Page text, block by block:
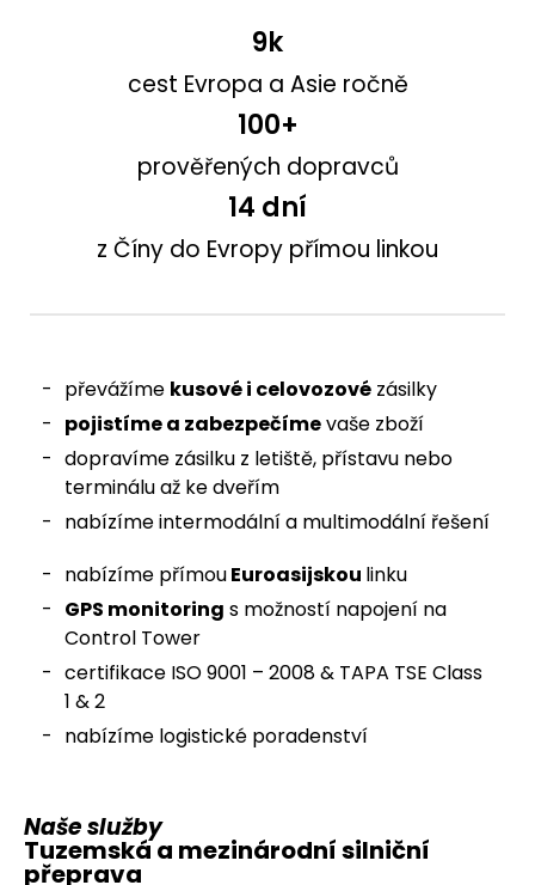
cest Evropa a Asie ročně
9k
prověřených dopravců
100+
z Číny do Evropy přímou linkou
14 dní
převážíme kusové i celovozové zásilky
pojistíme a zabezpečímevaše zboží
dopravíme zásilku z letiště, přístavu nebo
terminálu až ke dveřím
nabízíme intermodální a multimodální řešení
nabízíme přímouEuroasijskou linku
GPS monitoring s možností napojení na
Control Tower
certifikace ISO 9001 – 2008 & TAPA TSE Class
1 & 2
nabízíme logistické poradenství
Naše služby
Tuzemská a mezinárodní silniční
přeprava